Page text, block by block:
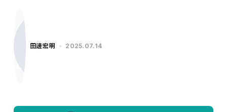
田邊宏明 2025.07.14